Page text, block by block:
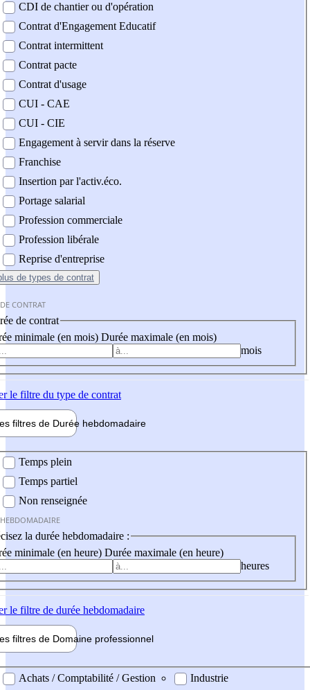
CDI de chantier ou d'opération
Contrat d'Engagement Educatif
Contrat intermittent
Contrat pacte
Contrat d'usage
CUI - CAE
CUI - CIE
Engagement à servir dans la réserve
Franchise
Insertion par l'activ.éco.
Portage salarial
Profession commerciale
Profession libérale
Reprise d'entreprise
de types de contrat
CONTRAT
de contrat
minimale (en mois) Durée maximale (en mois)
mois
le filtre du type de contrat
filtres de Durée hebdomadaire
Temps plein
Temps partiel
Non renseignée
la durée hebdomadaire :
minimale (en heure) Durée maximale (en heure)
heures
le filtre de durée hebdomadaire
filtres de Domaine professionnel
professionel
Achats / Comptabilité / Gestion
Industrie